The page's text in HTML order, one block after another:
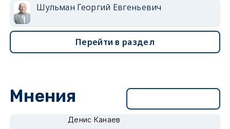
Шульман Георгий Евгеньевич
Перейти в раздел
Мнения
Денис Канаев